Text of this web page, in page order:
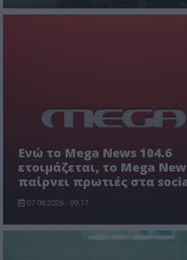
Ενώ το Mega News 104.6
ετοιμάζεται, το Mega
παίρνει πρωτιές στα
07.08.2026 - 09:17